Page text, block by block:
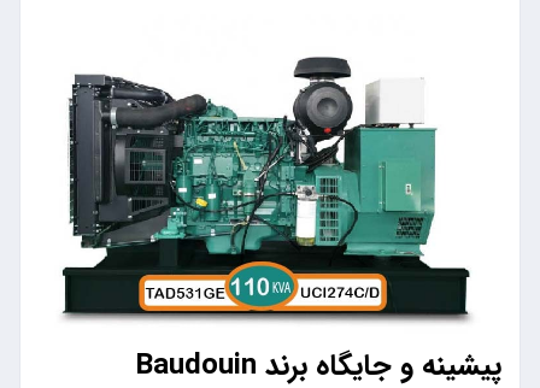
پیشینه و جایگاه برند Baudouin